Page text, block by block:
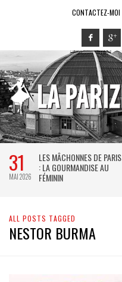
CONTACTEZ-MOI
31
MAI 2026
LES MÂCHONNES DE PARIS
: LA GOURMANDISE AU
FÉMININ
ALL POSTS TAGGED
NESTOR BURMA